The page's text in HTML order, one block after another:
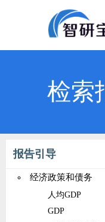
检索
报告引导
经济政策和债务
人均GDP
GDP